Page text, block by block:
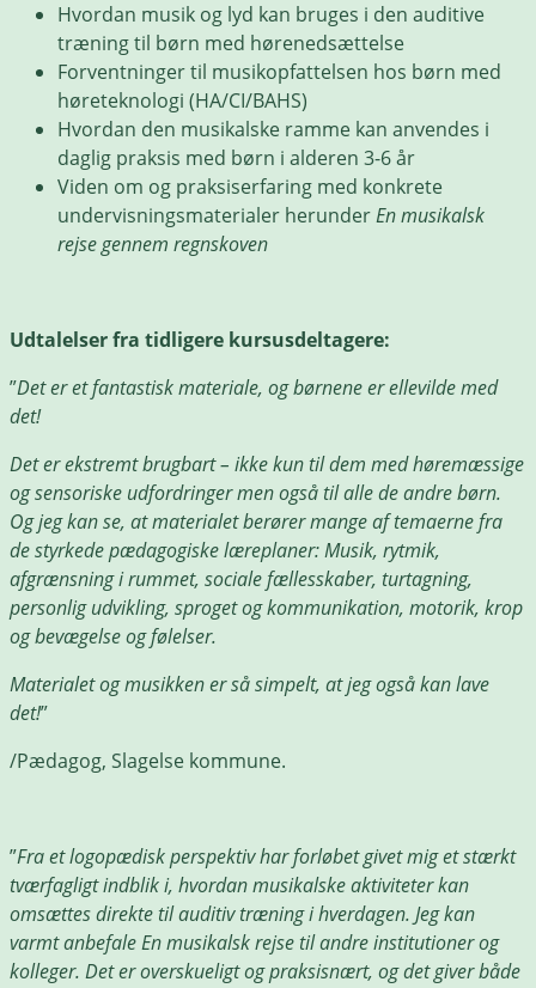
Hvordan musik og lyd kan bruges i den auditive
træning til børn med hørenedsættelse
Forventninger til musikopfattelsen hos børn med
høreteknologi (HA/CI/BAHS)
Hvordan den musikalske ramme kan anvendes i
daglig praksis med børn i alderen 3-6 år
Viden om og praksiserfaring med konkrete
undervisningsmaterialer herunderEn musikalsk
rejse gennem regnskoven
Udtalelser fra tidligere kursusdeltagere:
”Det er et fantastisk materiale, og børnene er ellevilde med
det!
Det er ekstremt brugbart – ikke kun til dem med høremæssige
og sensoriske udfordringer men også til alle de andre børn.
Og jeg kan se, at materialet berører mange af temaerne fra
de styrkede pædagogiske læreplaner: Musik, rytmik,
afgrænsning i rummet, sociale fællesskaber, turtagning,
personlig udvikling, sproget og kommunikation, motorik, krop
og bevægelse og følelser.
Materialet og musikken er så simpelt, at jeg også kan lave
det!”
/Pædagog, Slagelse kommune.
”Fra et logopædisk perspektiv har forløbet givet mig et stærkt
tværfagligt indblik i, hvordan musikalske aktiviteter kan
omsættes direkte til auditiv træning i hverdagen. Jeg kan
varmt anbefale En musikalsk rejse til andre institutioner og
kolleger. Det er overskueligt og praksisnært, og det giver både